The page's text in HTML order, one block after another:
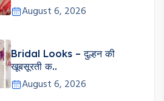
August 6, 2026
Bridal Looks – दुल्हन की
खूबसूरती क..
August 6, 2026